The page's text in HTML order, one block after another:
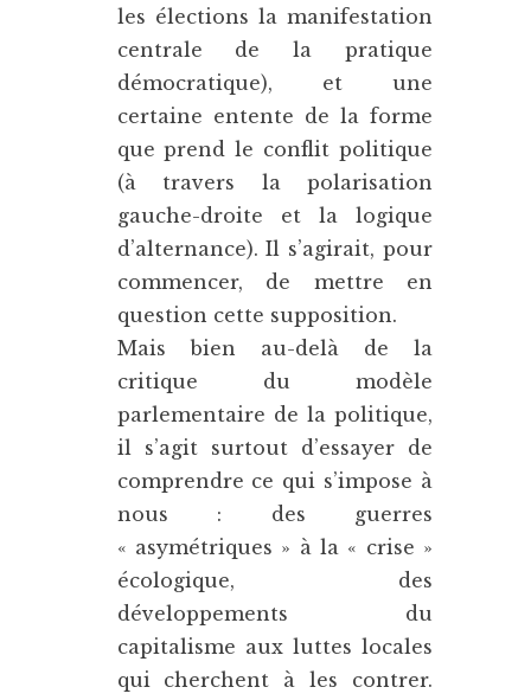
les élections la manifestation
centrale de la pratique
démocratique), et une
certaine entente de la forme
que prend le conflit politique
(à travers la polarisation
gauche-droite et la logique
d’alternance). Il s’agirait, pour
commencer, de mettre en
question cette supposition.
Mais bien au-delà de la
critique du modèle
parlementaire de la politique,
il s’agit surtout d’essayer de
comprendre ce qui s’impose à
nous : des guerres
« asymétriques » à la « crise »
écologique, des
développements du
capitalisme aux luttes locales
qui cherchent à les contrer.